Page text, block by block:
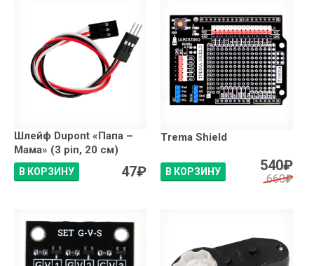
Шлейф Dupont «Папа –
Мама» (3 pin, 20 см)
В КОРЗИНУ 47₽
Trema Shield
В КОРЗИНУ 540₽
660₽